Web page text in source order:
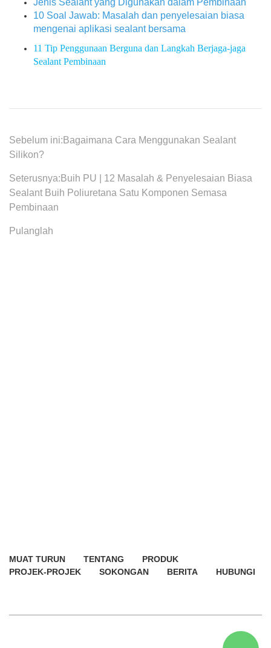
Sebelum ini: Bagaimana Cara Menggunakan Sealant
Silikon?
Seterusnya: Buih PU | 12 Masalah & Penyelesaian Biasa
Sealant Buih Poliuretana Satu Komponen Semasa
Pembinaan
Pulanglah
MUAT TURUN TENTANG
PRODUK
PROJEK-PROJEK
SOKONGAN BERITA HUBUNGI